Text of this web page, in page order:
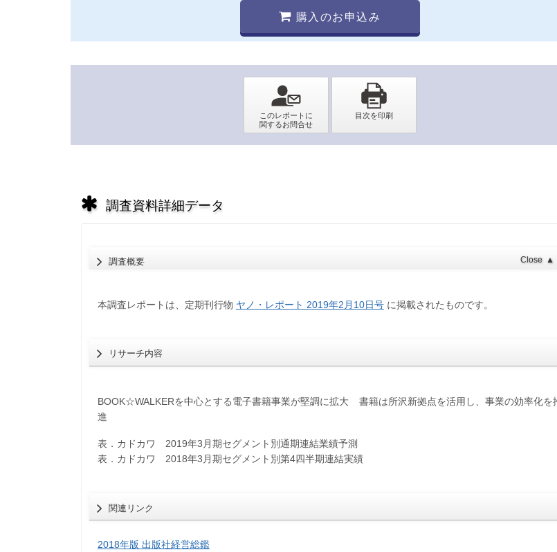
購入のお申込み
調査資料詳細データ
調査概要 Close ▲
本調査レポートは、定期刊行物 ヤノ・レポート 2019年2月10日号に掲載されたものです。
リサーチ内容
BOOK☆WALKERを中心とする電子書籍事業が堅調に拡大 書籍は所沢新拠点を活用し、事業の効率化を
進
表．カドカワ 2019年3月期セグメント別通期連結業績予測
表．カドカワ 2018年3月期セグメント別第4四半期連結実績
関連リンク
2018年版 出版社経営総鑑